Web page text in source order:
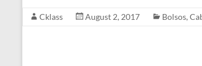
Cklass August 2, 2017 Bolsos,